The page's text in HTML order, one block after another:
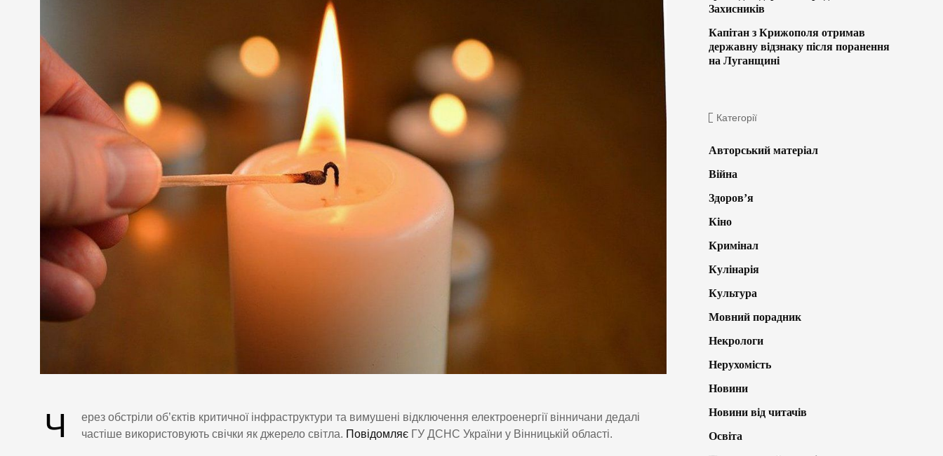
Ч
ерез обстріли об’єктів критичної інфраструктури та вимушені відключення електроенергії вінничани дедалі
частіше використовують свічки як джерело світла. Повідомляє ГУ ДСНС України у Вінницькій області.
Захисників
Капітан з Крижополя отримав
державну відзнаку після поранення
на Луганщині
Категорії
Авторський матеріал
Війна
Здоров’я
Кіно
Кримінал
Кулінарія
Культура
Мовний порадник
Некрологи
Нерухомість
Новини
Новини від читачів
Освіта